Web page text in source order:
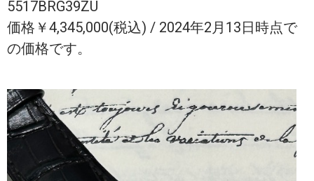
5517BRG39ZU
価格￥4,345,000(税込) / 2024年2月13日時点で
の価格です。